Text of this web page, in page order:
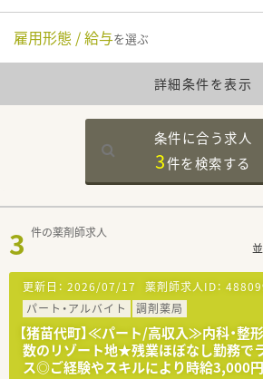
雇用形態 / 給与を選ぶ
詳細条件を表示
条件に合う求人
3件を検索する
3 件の薬剤師求人
更新日： 2026/07/17 薬剤師求人ID：
パート・アルバイト
調剤薬局
【猪苗代町】≪パート/高収入≫内科・整
数のリゾート地★残業ほぼなし勤務で
ス◎ご経験やスキルにより時給3,000